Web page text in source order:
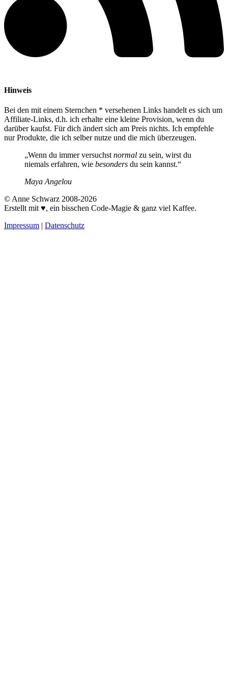
Hinweis
Bei den mit einem Sternchen * versehenen Links handelt es sich um
Affiliate-Links, d.h. ich erhalte eine kleine Provision, wenn du
darüber kaufst. Für dich ändert sich am Preis nichts. Ich empfehle
nur Produkte, die ich selber nutze und die mich überzeugen.
„Wenn du immer versuchst normal zu sein, wirst du
niemals erfahren, wie besonders du sein kannst.“
Maya Angelou
© Anne Schwarz 2008-2026
Erstellt mit ♥, ein bisschen Code-Magie & ganz viel Kaffee.
Impressum | Datenschutz